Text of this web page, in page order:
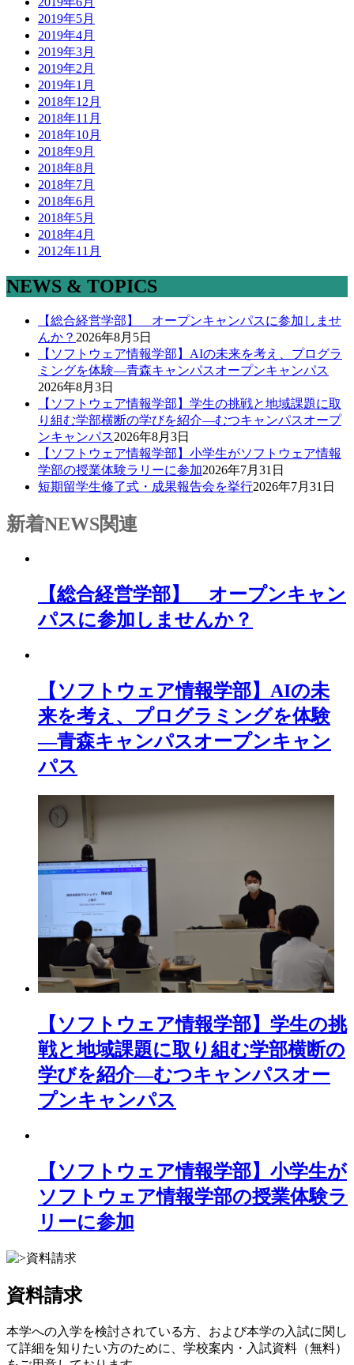
2019年5月
2019年4月
2019年3月
2019年2月
2019年1月
2018年12月
2018年11月
2018年10月
2018年9月
2018年8月
2018年7月
2018年6月
2018年5月
2018年4月
2012年11月
NEWS & TOPICS
【総合経営学部】 オープンキャンパスに参加しませ
んか？ 2026年8月5日
【ソフトウェア情報学部】AIの未来を考え、プログラ
ミングを体験―青森キャンパスオープンキャンパス
2026年8月3日
【ソフトウェア情報学部】学生の挑戦と地域課題に取
り組む学部横断の学びを紹介―むつキャンパスオープ
ンキャンパス2026年8月3日
【ソフトウェア情報学部】小学生がソフトウェア情報
学部の授業体験ラリーに参加2026年7月31日
短期留学生修了式・成果報告会を挙行2026年7月31日
新着NEWS関連
【総合経営学部】 オープンキャン
パスに参加しませんか？
【ソフトウェア情報学部】AIの未
来を考え、プログラミングを体験
―青森キャンパスオープンキャン
パス
【ソフトウェア情報学部】学生の挑
戦と地域課題に取り組む学部横断の
学びを紹介―むつキャンパスオー
プンキャンパス
【ソフトウェア情報学部】小学生が
ソフトウェア情報学部の授業体験ラ
リーに参加
資料請求
本学への入学を検討されている方、および本学の入試に関し
て詳細を知りたい方のために、学校案内・入試資料（無料）